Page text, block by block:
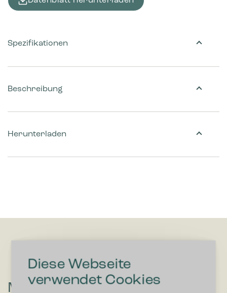
Diese Webseite
verwendet Cookies
Beschreibung
Herunterladen
Spezifikationen
Möchten Sie mehr zu